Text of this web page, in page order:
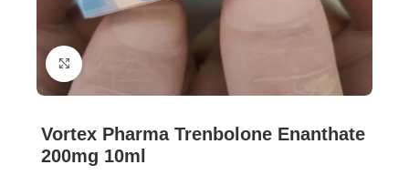
Büyütmek için tıklayın
Vortex Pharma Trenbolone Enanthate
200mg 10ml